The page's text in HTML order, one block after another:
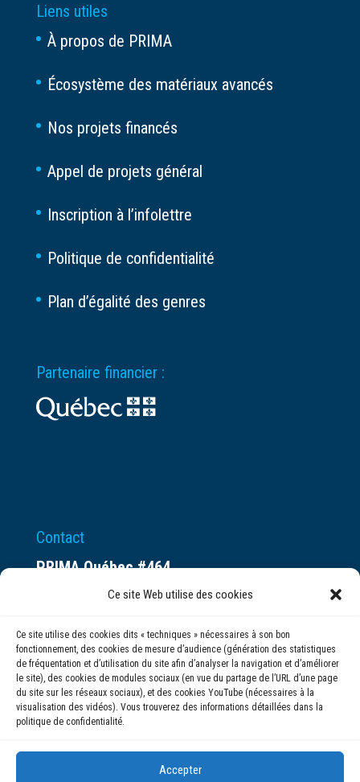
Ce site Web utilise des cookies
Ce site utilise des cookies dits « techniques » nécessaires à son bon
fonctionnement, des cookies de mesure d’audience (génération des statistiques
de fréquentation et d’utilisation du site afin d’analyser la navigation et d’améliorer
le site), des cookies de modules sociaux (en vue du partage de l’URL d’une page
du site sur les réseaux sociaux), et des cookies YouTube (nécessaires à la
visualisation des vidéos). Vous trouverez des informations détaillées dans la
politique de confidentialité.
Accepter
Liens utiles
À propos de PRIMA
Écosystème des matériaux avancés
Nos projets financés
Appel de projets général
Inscription à l’infolettre
Politique de confidentialité
Plan d’égalité des genres
Partenaire financier :
Contact
PRIMA Québec #464
Espace ax.c
Montréal (QC) H3C 0B4
(514) 284-0211